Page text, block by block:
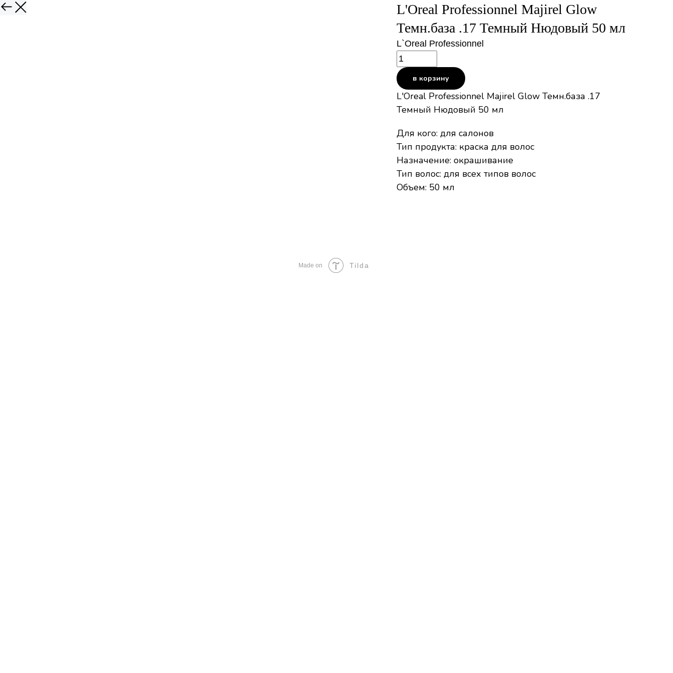
L'Oreal Professionnel Majirel Glow
Темн.база .17 Темный Нюдовый 50 мл
L`Oreal Professionnel
в корзину
L'Oreal Professionnel Majirel Glow Темн.база .17
Темный Нюдовый 50 мл
Для кого: для салонов
Тип продукта: краска для волос
Назначение: окрашивание
Тип волос: для всех типов волос
Объем: 50 мл
Made on Tilda